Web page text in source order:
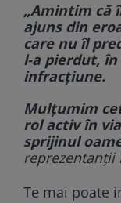
„Amintim că
ajuns din
care nu îl
l-a pierdut,
infracțiune.
Mulțumim
rol activ în
sprijinul
reprezentanții
Te mai poate